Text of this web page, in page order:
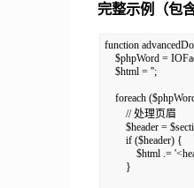
完整示例（包
function
$phpWord =
$html = '';
foreach
// 处理页眉
$header =
if ($header) {
$html .=
}